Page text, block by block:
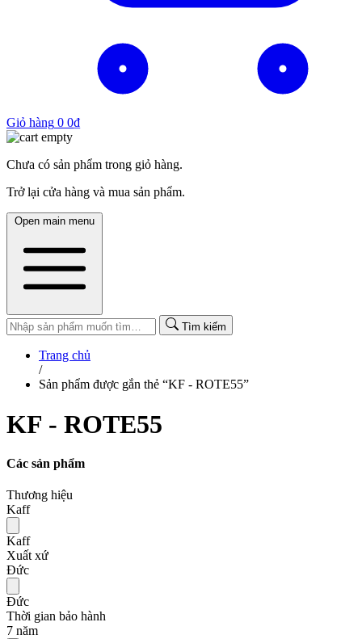
Giỏ hàng 0 0₫
Chưa có sản phẩm trong giỏ hàng.
Trở lại cửa hàng và mua sản phẩm.
Open main menu
Tìm kiếm
Trang chủ
/
Sản phẩm được gắn thẻ “KF - ROTE55”
KF - ROTE55
Các sản phẩm
Thương hiệu
Kaff
Kaff
Xuất xứ
Đức
Đức
Thời gian bảo hành
7 năm